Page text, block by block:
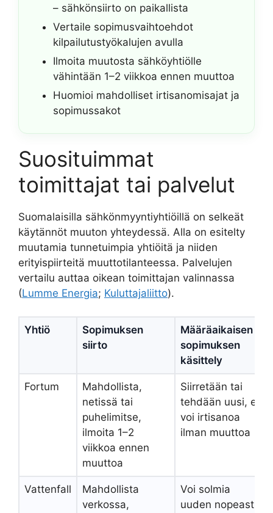
– sähkönsiirto on paikallista
Vertaile sopimusvaihtoehdot
kilpailutustyökalujen avulla
Ilmoita muutosta sähköyhtiölle
vähintään 1–2 viikkoa ennen muuttoa
Huomioi mahdolliset irtisanomisajat ja
sopimussakot
Suosituimmat
toimittajat tai palvelut
Suomalaisilla sähkönmyyntiyhtiöillä on selkeät
käytännöt muuton yhteydessä. Alla on esitelty
muutamia tunnetuimpia yhtiöitä ja niiden
erityispiirteitä muuttotilanteessa. Palvelujen
vertailu auttaa oikean toimittajan valinnassa
(Lumme Energia; Kuluttajaliitto).
Yhtiö
Sopimuksen
siirto
Määräaikaisen
sopimuksen
käsittely
Fortum
Mahdollista,
netissä tai
puhelimitse,
ilmoita 1–2
viikkoa ennen
muuttoa
Siirretään tai
tehdään uusi, ei
voi irtisanoa
ilman muuttoa
Vattenfall
Mahdollista
verkossa,
Voi solmia
uuden nopeasti,